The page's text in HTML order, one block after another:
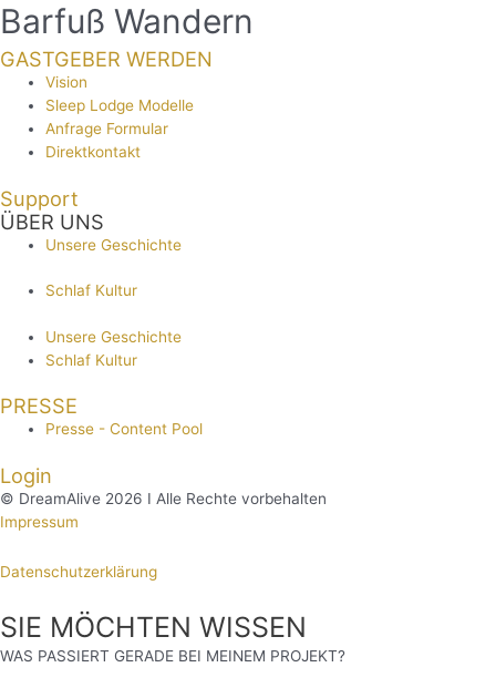
Barfuß Wandern
GASTGEBER WERDEN
Vision
Sleep Lodge Modelle
Anfrage Formular
Direktkontakt
Support
ÜBER UNS
Unsere Geschichte
Schlaf Kultur
Unsere Geschichte
Schlaf Kultur
PRESSE
Presse - Content Pool
Login
© DreamAlive 2026 I Alle Rechte vorbehalten
Impressum
Datenschutzerklärung
SIE MÖCHTEN WISSEN
WAS PASSIERT GERADE BEI MEINEM PROJEKT?